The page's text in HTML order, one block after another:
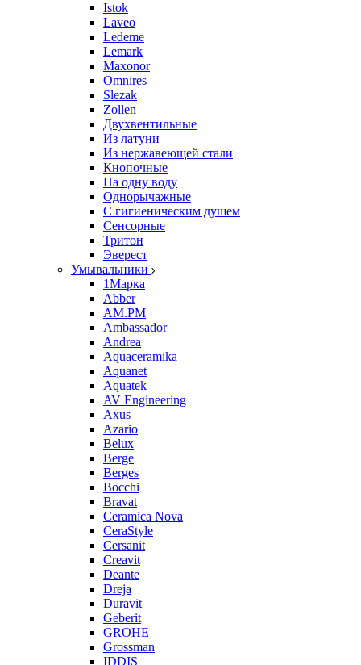
Istok
Laveo
Ledeme
Lemark
Maxonor
Omnires
Slezak
Zollen
Двухвентильные
Из латуни
Из нержавеющей стали
Кнопочные
На одну воду
Однорычажные
С гигиеническим душем
Сенсорные
Тритон
Эверест
Умывальники
1Марка
Abber
AM.PM
Ambassador
Andrea
Aquaceramika
Aquanet
Aquatek
AV Engineering
Axus
Azario
Belux
Berge
Berges
Bocchi
Bravat
Ceramica Nova
CeraStyle
Cersanit
Creavit
Deante
Dreja
Duravit
Geberit
GROHE
Grossman
IDDIS